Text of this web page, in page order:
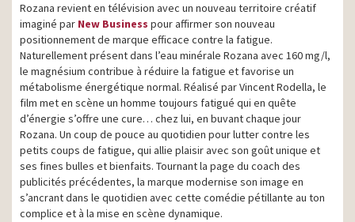
Rozana revient en télévision avec un nouveau territoire créatif
imaginé par New Business pour affirmer son nouveau
positionnement de marque efficace contre la fatigue.
Naturellement présent dans l’eau minérale Rozana avec 160 mg/l,
le magnésium contribue à réduire la fatigue et favorise un
métabolisme énergétique normal. Réalisé par Vincent Rodella, le
film met en scène un homme toujours fatigué qui en quête
d’énergie s’offre une cure… chez lui, en buvant chaque jour
Rozana. Un coup de pouce au quotidien pour lutter contre les
petits coups de fatigue, qui allie plaisir avec son goût unique et
ses fines bulles et bienfaits. Tournant la page du coach des
publicités précédentes, la marque modernise son image en
s’ancrant dans le quotidien avec cette comédie pétillante au ton
complice et à la mise en scène dynamique.